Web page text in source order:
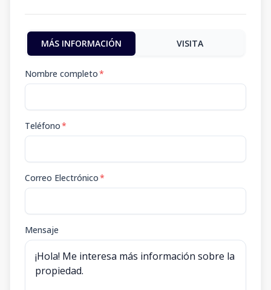
MÁS INFORMACIÓN VISITA
Nombre completo*
Teléfono*
Correo Electrónico*
Mensaje